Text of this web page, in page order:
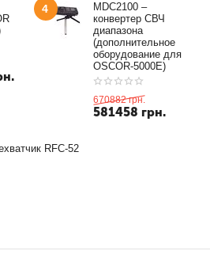
4
MDC2100 –
конвертер СВЧ
диапазона
(дополнительное
оборудование для
OSCOR-5000E)
670882 грн.
581458 грн.
RFC-52